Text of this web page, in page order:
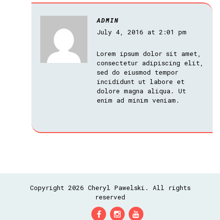
ADMIN
July 4, 2016 at 2:01 pm
Lorem ipsum dolor sit amet,
consectetur adipiscing elit,
sed do eiusmod tempor
incididunt ut labore et
dolore magna aliqua. Ut
enim ad minim veniam.
Copyright 2026 Cheryl Pawelski. All rights
reserved